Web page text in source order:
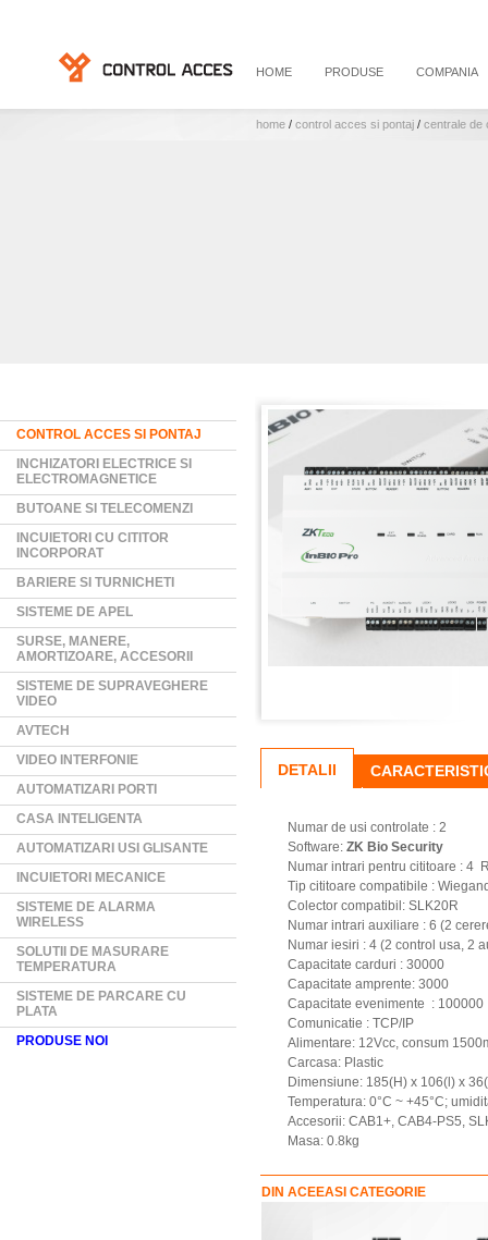
HOME PRODUSE COMPANIA
home / control acces si pontaj / centrale de
CONTROL ACCES SI PONTAJ
INCHIZATORI ELECTRICE SI
ELECTROMAGNETICE
BUTOANE SI TELECOMENZI
INCUIETORI CU CITITOR
INCORPORAT
BARIERE SI TURNICHETI
SISTEME DE APEL
SURSE, MANERE,
AMORTIZOARE, ACCESORII
SISTEME DE SUPRAVEGHERE
VIDEO
AVTECH
VIDEO INTERFONIE
AUTOMATIZARI PORTI
CASA INTELIGENTA
AUTOMATIZARI USI GLISANTE
INCUIETORI MECANICE
SISTEME DE ALARMA
WIRELESS
SOLUTII DE MASURARE
TEMPERATURA
SISTEME DE PARCARE CU
PLATA
PRODUSE NOI
DETALII
Numar de usi controlate : 2
Software: ZK Bio Security
Numar intrari pentru cititoare : 4
Tip cititoare compatibile :
Colector compatibil: SLK20R
Numar intrari auxiliare : 6 (2
Numar iesiri : 4 (2 control usa, 2
Capacitate carduri : 30000
Capacitate amprente: 3000
Capacitate evenimente : 100000
Comunicatie : TCP/IP
Alimentare: 12Vcc, consum
Carcasa: Plastic
Dimensiune: 185(H) x 106(l) x
Temperatura: 0°C ~ +45°C;
Accesorii: CAB1+, CAB4-PS5,
Masa: 0.8kg
DIN ACEEASI CATEGORIE